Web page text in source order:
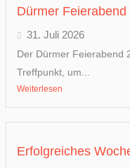
Dürmer Feierabend
31. Juli 2026
Der Dürmer Feierabend
Treffpunkt, um...
Weiterlesen
Erfolgreiches